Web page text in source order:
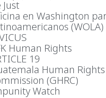
Just
en Washington
(WOLA)
Human Rights
19
Human Rights
(GHRC)
Watch